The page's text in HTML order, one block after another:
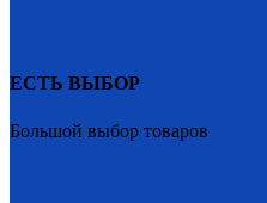
ЕСТЬ ВЫБОР
Большой выбор товаров